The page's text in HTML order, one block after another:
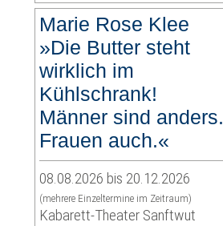
Marie Rose Klee
»Die Butter steht
wirklich im
Kühlschrank!
Männer sind anders.
Frauen auch.«
08.08.2026 bis 20.12.2026
(mehrere Einzeltermine im Zeitraum)
Kabarett-Theater Sanftwut